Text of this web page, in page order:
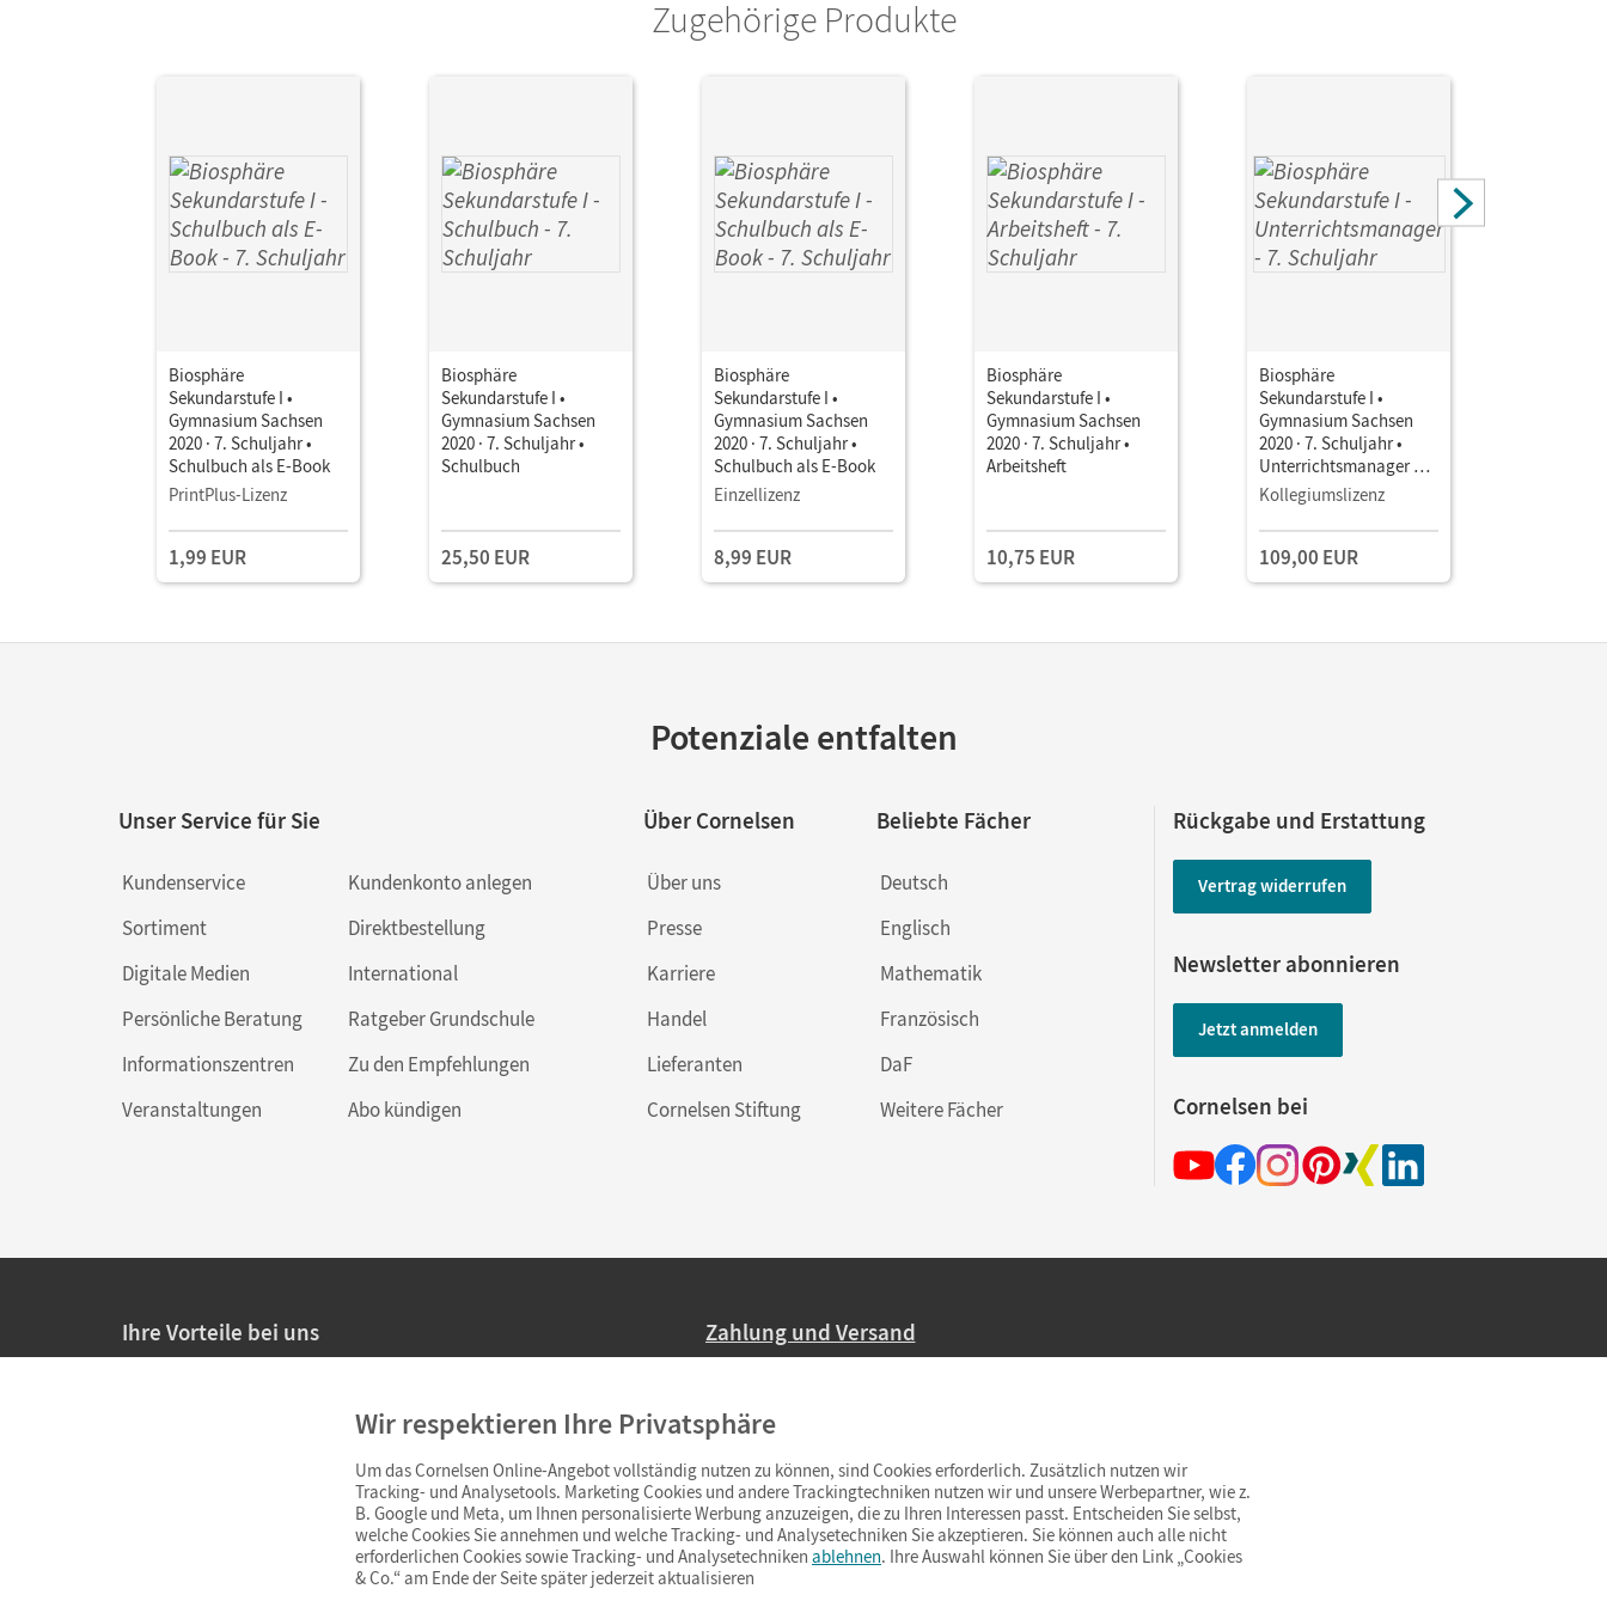
Zugehörige Produkte
Biosphäre
Sekundarstufe I •
Gymnasium Sachsen
2020 · 7. Schuljahr •
Schulbuch als E-Book
PrintPlus-Lizenz
1,99 EUR
Biosphäre
Sekundarstufe I •
Gymnasium Sachsen
2020 · 7. Schuljahr •
Schulbuch
25,50 EUR
Biosphäre
Sekundarstufe I •
Gymnasium Sachsen
2020 · 7. Schuljahr •
Schulbuch als E-Book
Einzellizenz
8,99 EUR
Biosphäre
Sekundarstufe I •
Gymnasium Sachsen
2020 · 7. Schuljahr •
Arbeitsheft
10,75 EUR
Biosphäre
Sekundarstufe I •
Gymnasium Sachsen
2020 · 7. Schuljahr •
Unterrichtsmanager E-
Book mit
Lehrkräftematerialien
und Planungstools
Kollegiumslizenz
109,00 EUR
Potenziale entfalten
Unser Service für Sie
Kundenservice
Sortiment
Digitale Medien
Persönliche Beratung
Informationszentren
Veranstaltungen
Kundenkonto anlegen
Direktbestellung
International
Ratgeber Grundschule
Zu den Empfehlungen
Abo kündigen
Über Cornelsen
Über uns
Presse
Karriere
Handel
Lieferanten
Cornelsen Stiftung
Beliebte Fächer
Deutsch
Englisch
Mathematik
Französisch
DaF
Weitere Fächer
Rückgabe und Erstattung
Vertrag widerrufen
Newsletter abonnieren
Jetzt anmelden
Cornelsen bei
Ihre Vorteile bei uns
Persönliche Angebote für Lehrkräfte
Sicheres Einkaufen mit SSL-Verschlüsselung
Widerrufsfristvon 4 Wochen
Schnelle und einfache Retourenabwicklung
Zahlung und Versand
Ab 59,– EUR Bestellwert liefern wir versandkostenfrei innerhalb Deutschlands
(Lieferung in 3–6 Tagen).
Wir respektieren Ihre Privatsphäre
Um das Cornelsen Online-Angebot vollständig nutzen zu können, sind Cookies erforderlich. Zusätzlich nutzen wir
Tracking- und Analysetools. Marketing Cookies und andere Trackingtechniken nutzen wir und unsere Werbepartner, wie z.
B. Google und Meta, um Ihnen personalisierte Werbung anzuzeigen, die zu Ihren Interessen passt. Entscheiden Sie selbst,
welche Cookies Sie annehmen und welche Tracking- und Analysetechniken Sie akzeptieren. Sie können auch alle nicht
erforderlichen Cookies sowie Tracking- und Analysetechniken ablehnen. Ihre Auswahl können Sie über den Link „Cookies
& Co.“ am Ende der Seite später jederzeit aktualisieren